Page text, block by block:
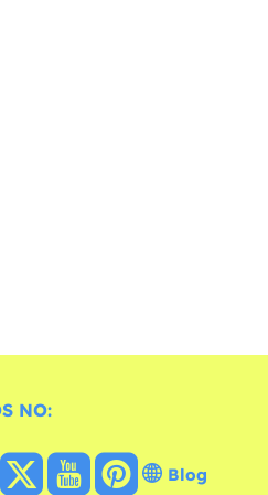
NO:
Blog